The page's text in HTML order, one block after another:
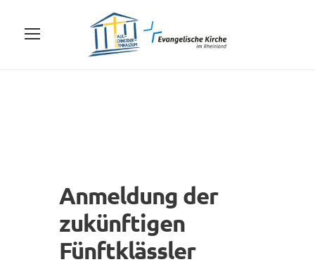
Anmeldung der
zukünftigen
Fünftklässler